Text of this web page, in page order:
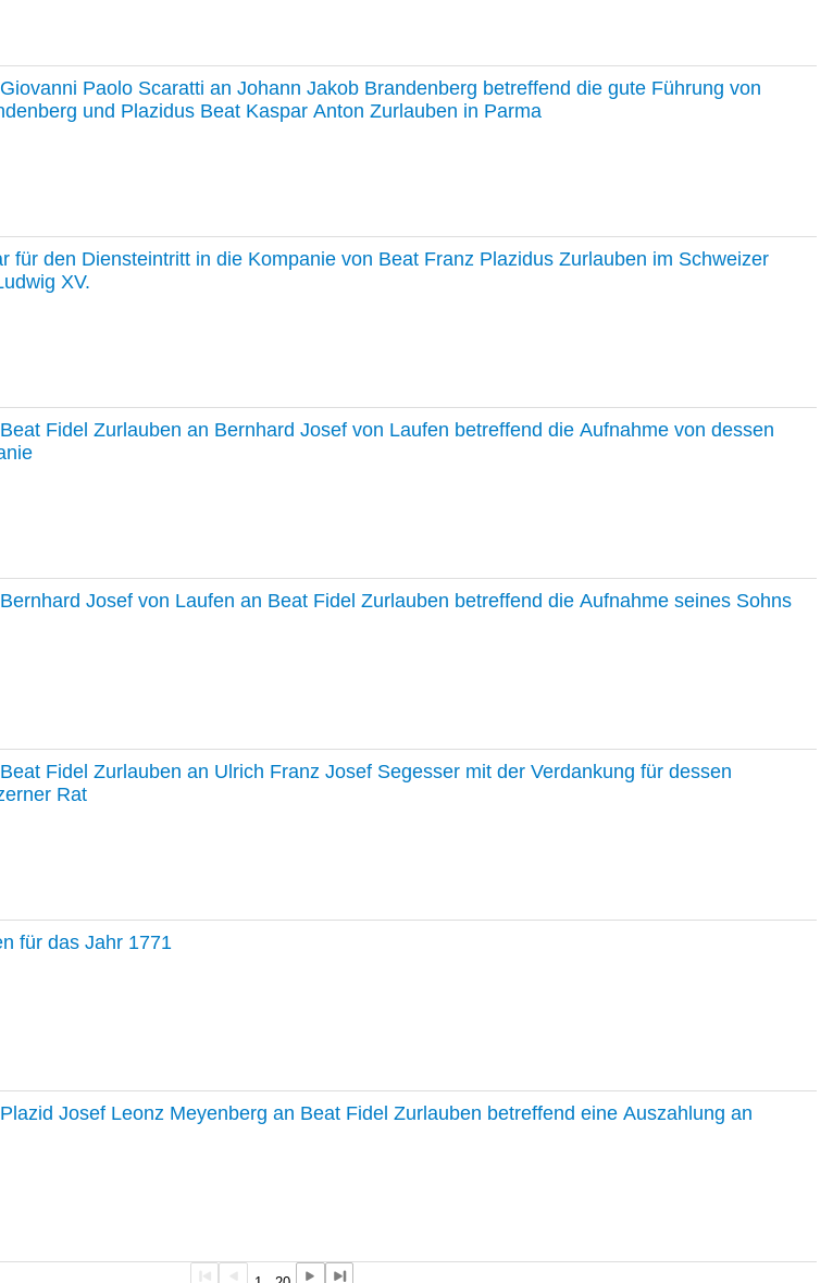
Paolo Scaratti an Johann Jakob Brandenberg betreffend die gute Führung von
und Plazidus Beat Kaspar Anton Zurlauben in Parma
für den Diensteintritt in die Kompanie von Beat Franz Plazidus Zurlauben im Schweizer
XV.
Fidel Zurlauben an Bernhard Josef von Laufen betreffend die Aufnahme von dessen
Josef von Laufen an Beat Fidel Zurlauben betreffend die Aufnahme seines Sohns
Fidel Zurlauben an Ulrich Franz Josef Segesser mit der Verdankung für dessen
Rat
für das Jahr 1771
Josef Leonz Meyenberg an Beat Fidel Zurlauben betreffend eine Auszahlung an